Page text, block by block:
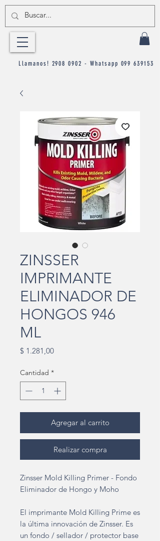
Llamanos! 2908 0902 - Whatsapp 099 639153
ZINSSER
IMPRIMANTE
ELIMINADOR DE
HONGOS 946
ML
$ 1.281,00Precio
Cantidad *
Agregar al carrito
Realizar compra
Zinsser Mold Killing Primer - Fondo
Eliminador de Hongo y Moho
El imprimante Mold Killing Prime es
la última innovación de Zinsser. Es
un fondo / sellador / protector base